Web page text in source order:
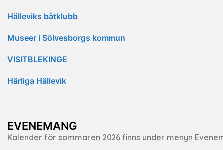
Hälleviks båtklubb
Museer i Sölvesborgs kommun
VISITBLEKINGE
Härliga Hällevik
EVENEMANG
Kalender för sommaren 2026 finns under menyn